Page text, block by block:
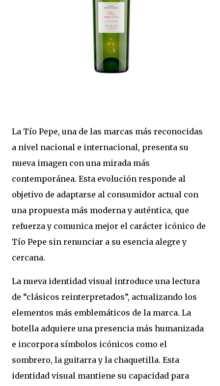
La Tío Pepe, una de las marcas más reconocidas
a nivel nacional e internacional, presenta su
nueva imagen con una mirada más
contemporánea. Esta evolución responde al
objetivo de adaptarse al consumidor actual con
una propuesta más moderna y auténtica, que
refuerza y comunica mejor el carácter icónico de
Tío Pepe sin renunciar a su esencia alegre y
cercana.
La nueva identidad visual introduce una lectura
de “clásicos reinterpretados”, actualizando los
elementos más emblemáticos de la marca. La
botella adquiere una presencia más humanizada
e incorpora símbolos icónicos como el
sombrero, la guitarra y la chaquetilla. Esta
identidad visual mantiene su capacidad para